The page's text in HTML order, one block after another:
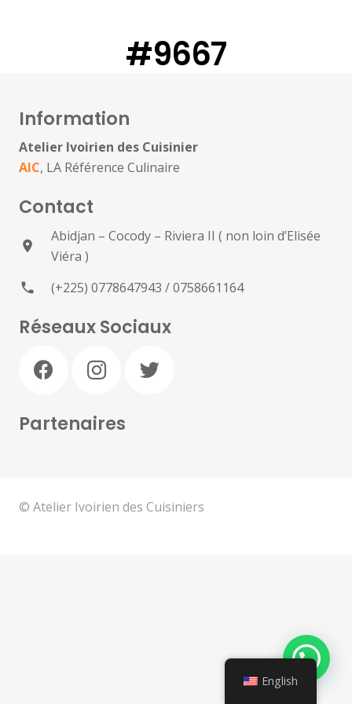
#9667
Information
Atelier Ivoirien des Cuisinier
AIC, LA Référence Culinaire
Contact
location_on
Abidjan – Cocody – Riviera II ( non loin d’Elisée
Viéra )
phone (+225) 0778647943 / 0758661164
Réseaux Sociaux
Partenaires
© Atelier Ivoirien des Cuisiniers
English